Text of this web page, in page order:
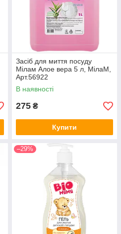
Засіб для миття посуду
Мілам Алое вера 5 л, МілаМ,
Арт.56922
В наявності
275 ₴
Купити
–29%